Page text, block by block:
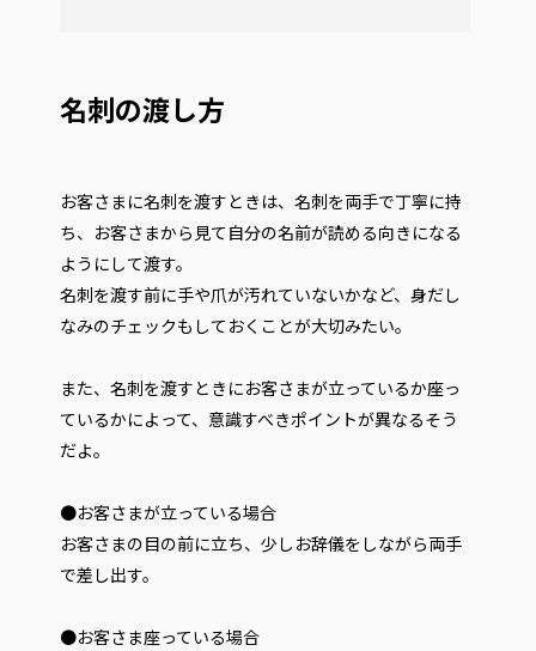
名刺の渡し方
お客さまに名刺を渡すときは、名刺を両手で丁寧に持
ち、お客さまから見て自分の名前が読める向きになる
ようにして渡す。
名刺を渡す前に手や爪が汚れていないかなど、身だし
なみのチェックもしておくことが大切みたい。
また、名刺を渡すときにお客さまが立っているか座っ
ているかによって、意識すべきポイントが異なるそう
だよ。
●お客さまが立っている場合
お客さまの目の前に立ち、少しお辞儀をしながら両手
で差し出す。
●お客さま座っている場合